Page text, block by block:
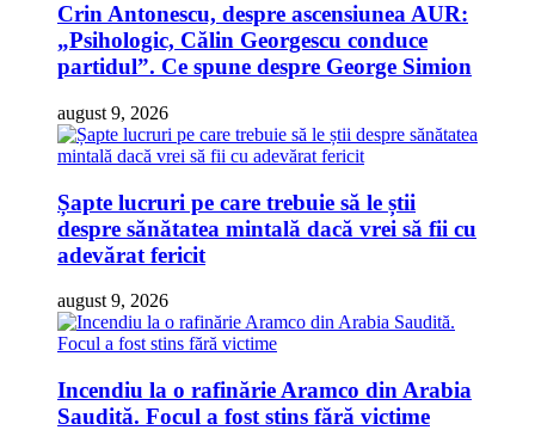
Crin Antonescu, despre ascensiunea AUR:
„Psihologic, Călin Georgescu conduce
partidul”. Ce spune despre George Simion
august 9, 2026
Șapte lucruri pe care trebuie să le știi
despre sănătatea mintală dacă vrei să fii cu
adevărat fericit
august 9, 2026
Incendiu la o rafinărie Aramco din Arabia
Saudită. Focul a fost stins fără victime